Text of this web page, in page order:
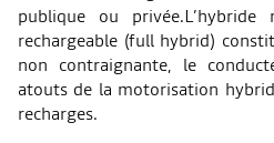
publique ou
rechargeable (full hybrid)
non contraignante, le
atouts de la motorisation
recharges.